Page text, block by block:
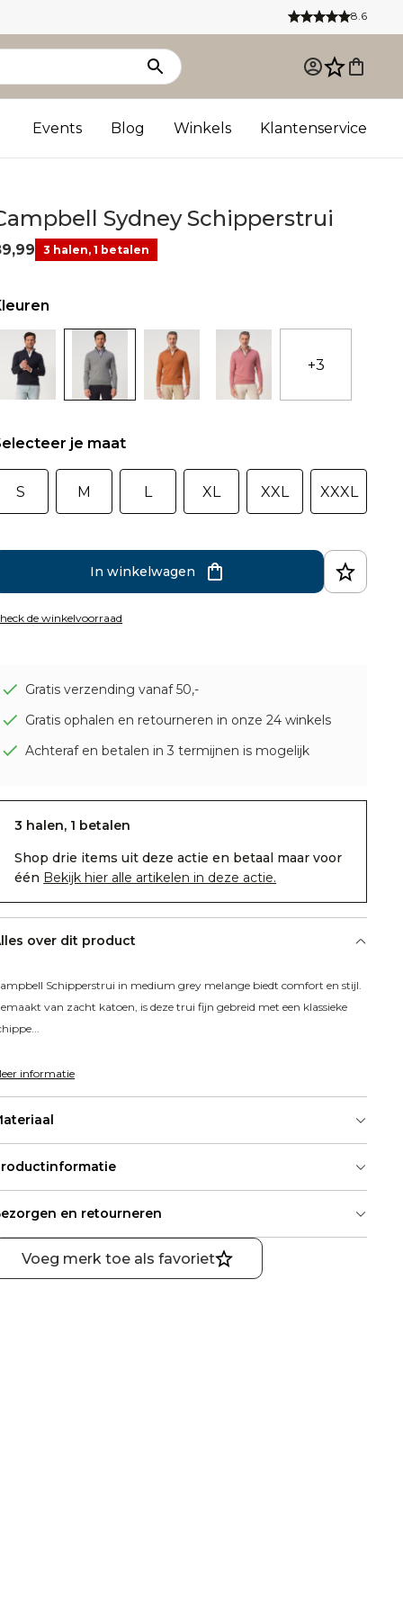
8.6
Events Blog Winkels Klantenservice
Sydney Schipperstrui
3 halen, 1 betalen
+3
je maat
S M L XL XXL XXXL
In winkelwagen
de winkelvoorraad
Gratis verzending vanaf 50,-
Gratis ophalen en retourneren in onze 24 winkels
Achteraf en betalen in 3 termijnen is mogelijk
3 halen, 1 betalen
Shop drie items uit deze actie en betaal maar voor
één Bekijk hier alle artikelen in deze actie.
over dit product
Schipperstrui in medium grey melange biedt comfort en stijl.
van zacht katoen, is deze trui fijn gebreid met een klassieke
informatie
en retourneren
Voeg merk toe als favoriet